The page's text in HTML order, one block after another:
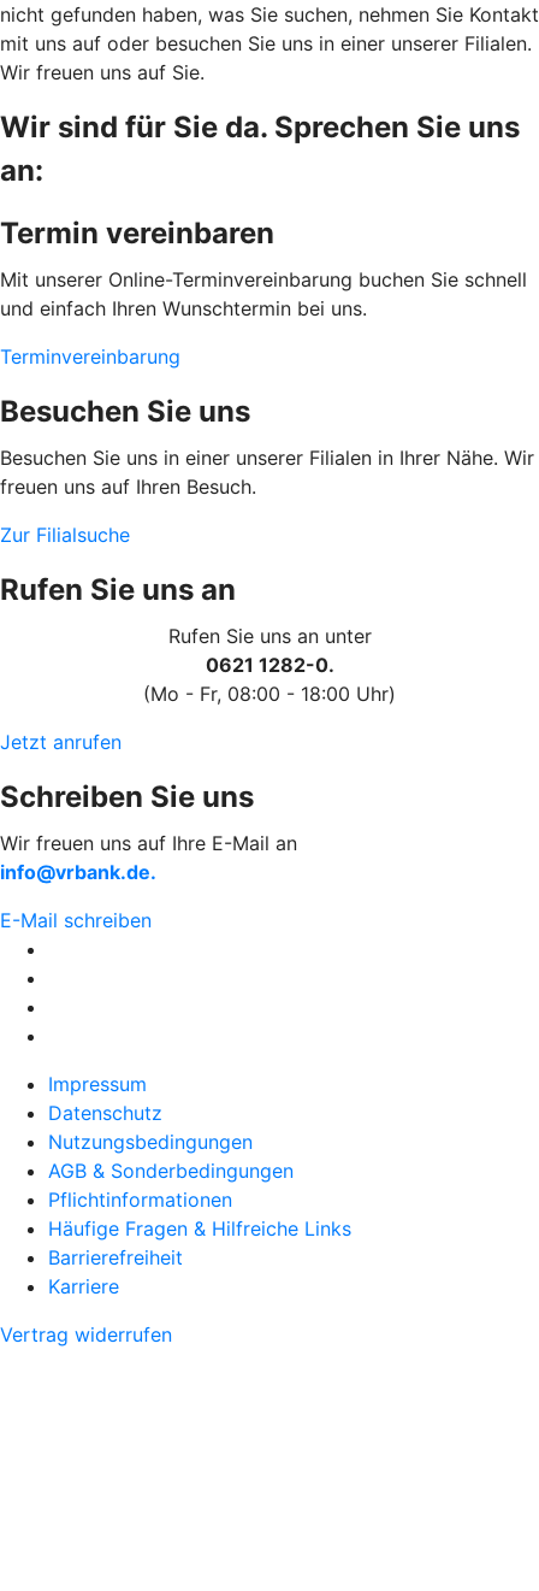
nicht gefunden haben, was Sie suchen, nehmen Sie Kontakt
mit uns auf oder besuchen Sie uns in einer unserer Filialen.
Wir freuen uns auf Sie.
Wir sind für Sie da. Sprechen Sie uns
an:
Termin vereinbaren
Mit unserer Online-Terminvereinbarung buchen Sie schnell
und einfach Ihren Wunschtermin bei uns.
Terminvereinbarung
Besuchen Sie uns
Besuchen Sie uns in einer unserer Filialen in Ihrer Nähe. Wir
freuen uns auf Ihren Besuch.
Zur Filialsuche
Rufen Sie uns an
Rufen Sie uns an unter
0621 1282-0.
(Mo - Fr, 08:00 - 18:00 Uhr)
Jetzt anrufen
Schreiben Sie uns
Wir freuen uns auf Ihre E-Mail an
info@vrbank.de.
E-Mail schreiben
Impressum
Datenschutz
Nutzungsbedingungen
AGB & Sonderbedingungen
Pflichtinformationen
Häufige Fragen & Hilfreiche Links
Barrierefreiheit
Karriere
Vertrag widerrufen